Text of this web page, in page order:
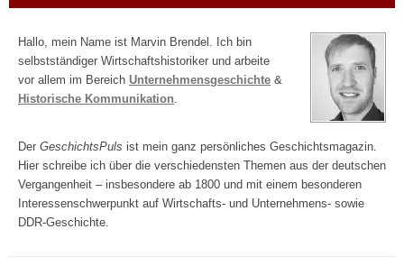
Hallo, mein Name ist Marvin Brendel. Ich bin
selbstständiger Wirtschaftshistoriker und arbeite
vor allem im Bereich Unternehmensgeschichte &
Historische Kommunikation
Der GeschichtsPuls ist mein ganz persönliches Geschichtsmagazin.
Hier schreibe ich über die verschiedensten Themen aus der deutschen
Vergangenheit – insbesondere ab 1800 und mit einem besonderen
Interessenschwerpunkt auf Wirtschafts- und Unternehmens- sowie
DDR-Geschichte.